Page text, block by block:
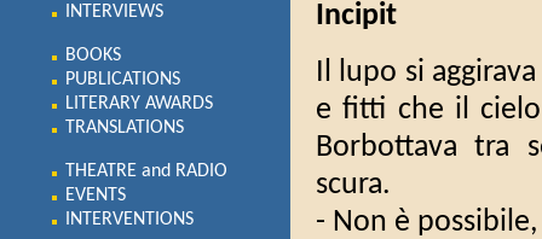
INTERVIEWS
BOOKS
PUBLICATIONS
LITERARY AWARDS
TRANSLATIONS
THEATRE and RADIO
EVENTS
INTERVENTIONS
Incipit
Il lupo si
e fitti che il cielo
Borbottava tra
scura.
- Non è